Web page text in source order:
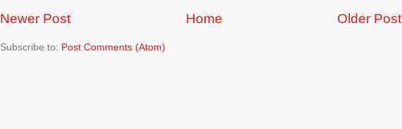
Newer Post Older Post
Home
Subscribe to: Post Comments (Atom)